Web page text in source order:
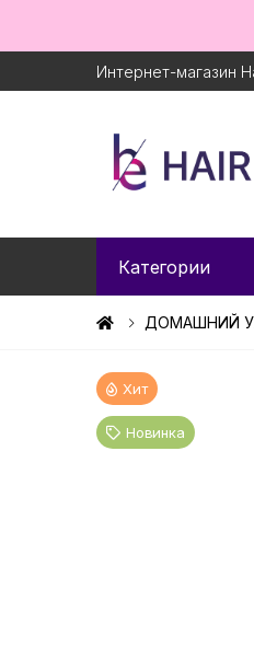
Интернет-магазин
Категории
ДОМАШНИЙ
Хит
Новинка